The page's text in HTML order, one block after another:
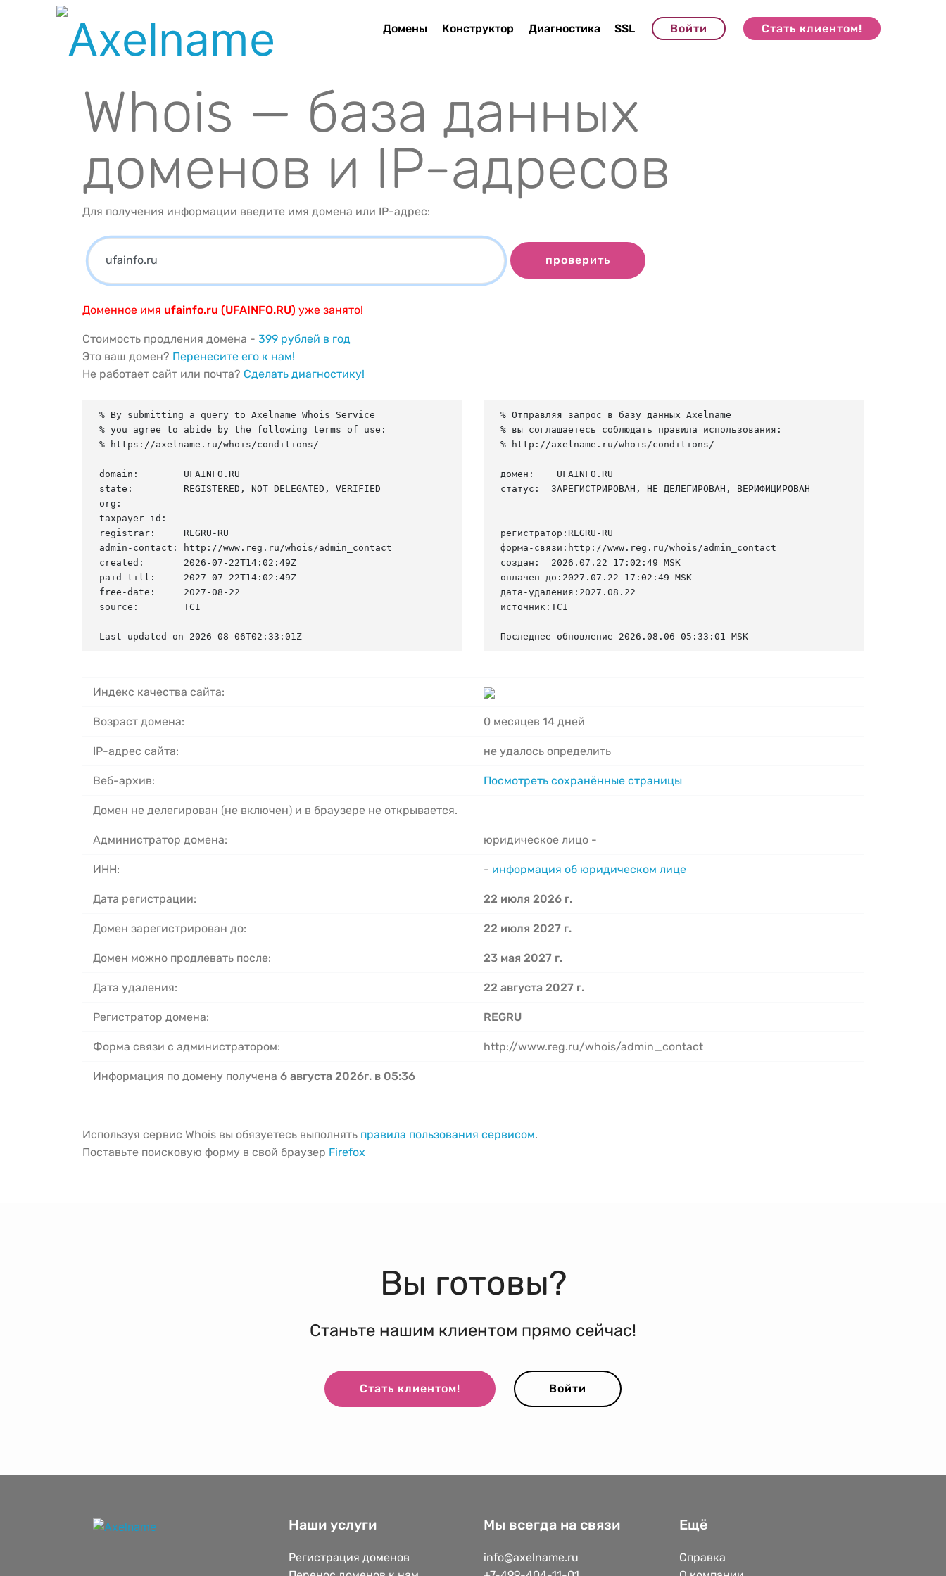
Домены Конструктор Диагностика SSL Войти Стать клиентом!
Whois — база данных
доменов и IP-адресов
Для получения информации введите имя домена или IP-адрес:
проверить
Доменное имя ufainfo.ru (UFAINFO.RU) уже занято!
Стоимость продления домена - 399 рублей в год
Это ваш домен? Перенесите его к нам!
Не работает сайт или почта? Сделать диагностику!
% By submitting a query to Axelname Whois Service
% you agree to abide by the following terms of use:
% https://axelname.ru/whois/conditions/
domain:        UFAINFO.RU
state:         REGISTERED, NOT DELEGATED, VERIFIED
org:
taxpayer-id:
registrar:     REGRU-RU
admin-contact: http://www.reg.ru/whois/admin_contact
created:       2026-07-22T14:02:49Z
paid-till:     2027-07-22T14:02:49Z
free-date:     2027-08-22
source:        TCI
Last updated on 2026-08-06T02:33:01Z
% Отправляя запрос в базу данных Axelname
% вы соглашаетесь соблюдать правила использования:
% http://axelname.ru/whois/conditions/
домен:    UFAINFO.RU
статус:  ЗАРЕГИСТРИРОВАН, НЕ ДЕЛЕГИРОВАН, ВЕРИФИЦИРОВАН
регистратор:REGRU-RU
форма-связи:http://www.reg.ru/whois/admin_contact
создан:  2026.07.22 17:02:49 MSK
оплачен-до:2027.07.22 17:02:49 MSK
дата-удаления:2027.08.22
источник:TCI
Последнее обновление 2026.08.06 05:33:01 MSK
Индекс качества сайта:
Возраст домена: 0 месяцев 14 дней
IP-адрес сайта: не удалось определить
Веб-архив: Посмотреть сохранённые страницы
Домен не делегирован (не включен) и в браузере не открывается.
Администратор домена: юридическое лицо -
ИНН: - информация об юридическом лице
Дата регистрации: 22 июля 2026 г.
Домен зарегистрирован до: 22 июля 2027 г.
Домен можно продлевать после: 23 мая 2027 г.
Дата удаления: 22 августа 2027 г.
Регистратор домена: REGRU
Форма связи с администратором: http://www.reg.ru/whois/admin_contact
Информация по домену получена 6 августа 2026г. в 05:36
Используя сервис Whois вы обязуетесь выполнять правила пользования сервисом.
Поставьте поисковую форму в свой браузер Firefox
Вы готовы?
Станьте нашим клиентом прямо сейчас!
Стать клиентом! Войти
Наши услуги
Регистрация доменов
Мы всегда на связи
info@axelname.ru
Ещё
Справка